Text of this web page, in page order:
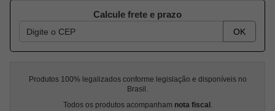
Calcule frete e prazo
OK
Produtos 100% legalizados conforme legislação e disponíveis no
Brasil.
Todos os produtos acompanham nota fiscal .